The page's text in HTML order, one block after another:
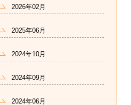
2026年02月
2025年06月
2024年10月
2024年09月
2024年06月